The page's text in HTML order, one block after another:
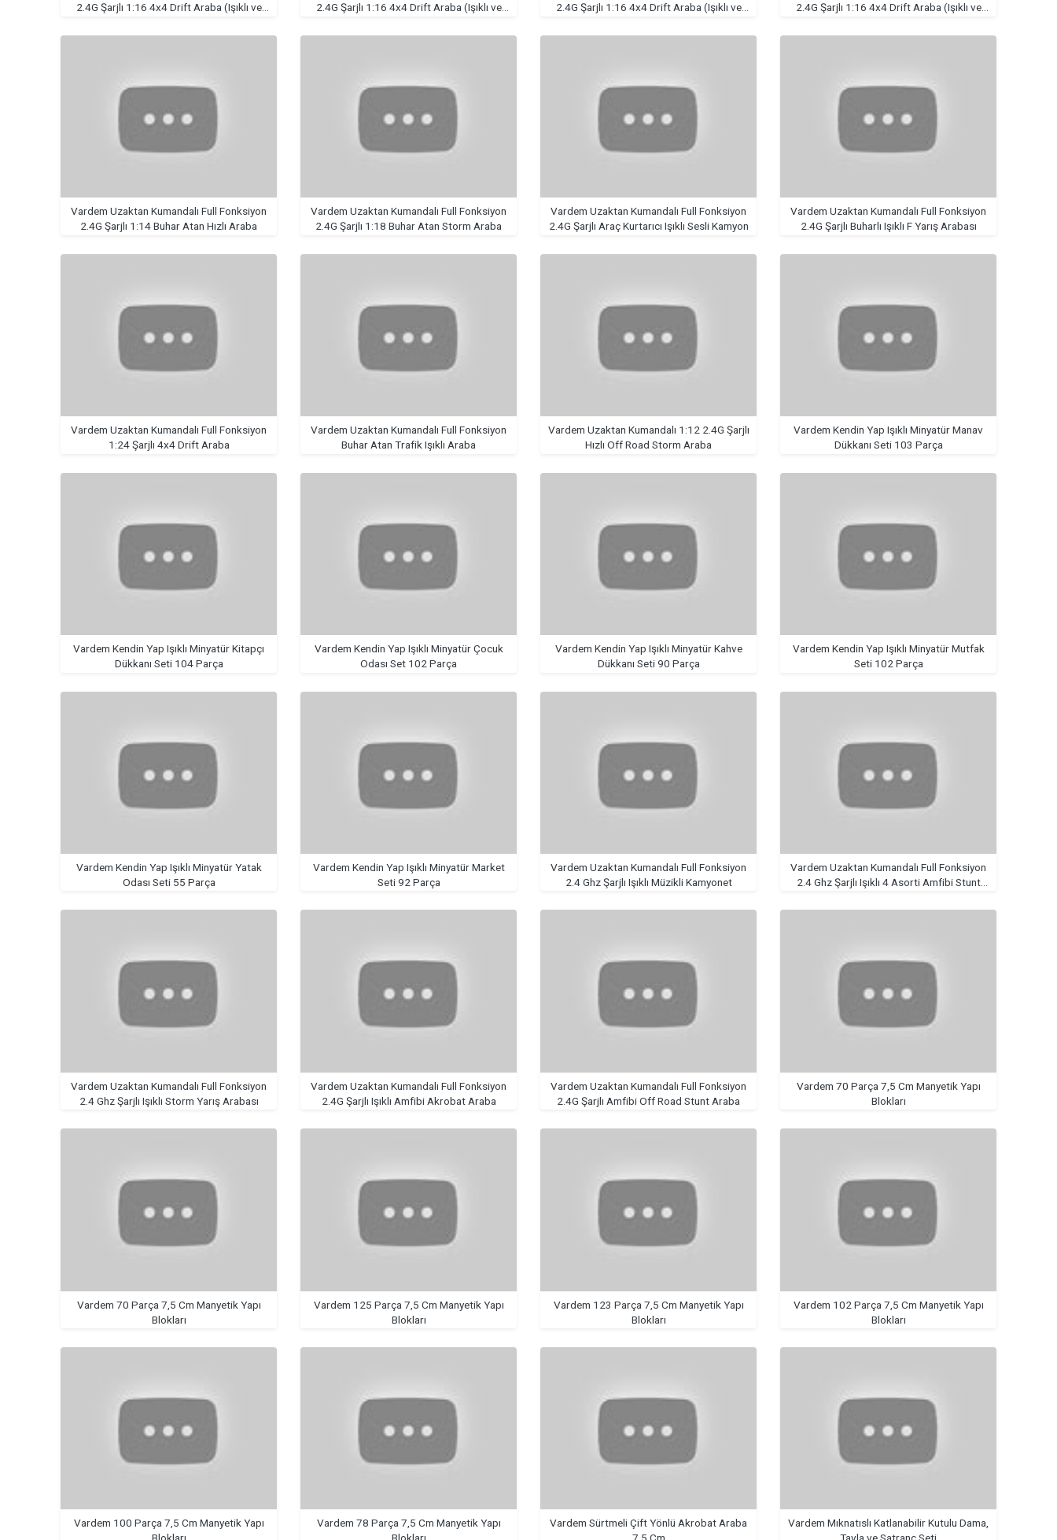
2.4G Şarjlı 1:16 4x4 Drift Araba (Işıklı ve
2.4G Şarjlı 1:16 4x4 Drift Araba (Işıklı ve
2.4G Şarjlı 1:16 4x4 Drift Araba (Işıklı ve
2.4G Şarjlı 1:16 4x4 Drift Araba (Işıklı ve
Vardem Uzaktan Kumandalı Full Fonksiyon
2.4G Şarjlı 1:14 Buhar Atan Hızlı Araba
Vardem Uzaktan Kumandalı Full Fonksiyon
2.4G Şarjlı 1:18 Buhar Atan Storm Araba
Vardem Uzaktan Kumandalı Full Fonksiyon
2.4G Şarjlı Araç Kurtarıcı Işıklı Sesli Kamyon
Vardem Uzaktan Kumandalı Full Fonksiyon
2.4G Şarjlı Buharlı Işıklı F Yarış Arabası
Vardem Uzaktan Kumandalı Full Fonksiyon
1:24 Şarjlı 4x4 Drift Araba
Vardem Uzaktan Kumandalı Full Fonksiyon
Buhar Atan Trafik Işıklı Araba
Vardem Uzaktan Kumandalı 1:12 2.4G Şarjlı
Hızlı Off Road Storm Araba
Vardem Kendin Yap Işıklı Minyatür Manav
Dükkanı Seti 103 Parça
Vardem Kendin Yap Işıklı Minyatür Kitapçı
Dükkanı Seti 104 Parça
Vardem Kendin Yap Işıklı Minyatür Çocuk
Odası Set 102 Parça
Vardem Kendin Yap Işıklı Minyatür Kahve
Dükkanı Seti 90 Parça
Vardem Kendin Yap Işıklı Minyatür Mutfak
Seti 102 Parça
Vardem Kendin Yap Işıklı Minyatür Yatak
Odası Seti 55 Parça
Vardem Kendin Yap Işıklı Minyatür Market
Seti 92 Parça
Vardem Uzaktan Kumandalı Full Fonksiyon
2.4 Ghz Şarjlı Işıklı Müzikli Kamyonet
Vardem Uzaktan Kumandalı Full Fonksiyon
2.4 Ghz Şarjlı Işıklı 4 Asorti Amfibi Stunt
Vardem Uzaktan Kumandalı Full Fonksiyon
2.4 Ghz Şarjlı Işıklı Storm Yarış Arabası
Vardem Uzaktan Kumandalı Full Fonksiyon
2.4G Şarjlı Işıklı Amfibi Akrobat Araba
Vardem Uzaktan Kumandalı Full Fonksiyon
2.4G Şarjlı Amfibi Off Road Stunt Araba
Vardem 70 Parça 7,5 Cm Manyetik Yapı
Blokları
Vardem 70 Parça 7,5 Cm Manyetik Yapı
Blokları
Vardem 125 Parça 7,5 Cm Manyetik Yapı
Blokları
Vardem 123 Parça 7,5 Cm Manyetik Yapı
Blokları
Vardem 102 Parça 7,5 Cm Manyetik Yapı
Blokları
Vardem 100 Parça 7,5 Cm Manyetik Yapı
Vardem 78 Parça 7,5 Cm Manyetik Yapı
Vardem Sürtmeli Çift Yönlü Akrobat Araba
Vardem Mıknatıslı Katlanabilir Kutulu Dama,